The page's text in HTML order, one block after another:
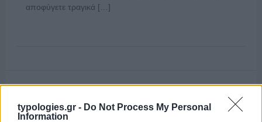
typologies.gr - Do Not Process My Personal
Information
αποφύγετε τραγικά […]